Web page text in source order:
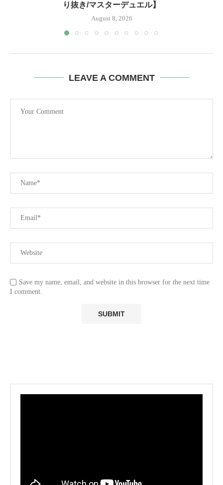
り抜き/マスターデュエル】
August 8, 2026
LEAVE A COMMENT
Save my name, email, and website in this browser for the next time
I comment.